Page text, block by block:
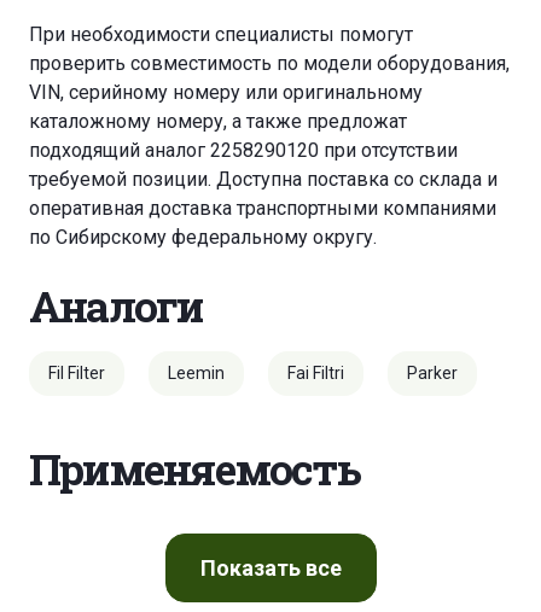
При необходимости специалисты помогут
проверить совместимость по модели оборудования,
VIN, серийному номеру или оригинальному
каталожному номеру, а также предложат
подходящий аналог 2258290120 при отсутствии
требуемой позиции. Доступна поставка со склада и
оперативная доставка транспортными компаниями
по Сибирскому федеральному округу.
Аналоги
Fil Filter Leemin Fai Filtri Parker
Применяемость
Показатьвсе